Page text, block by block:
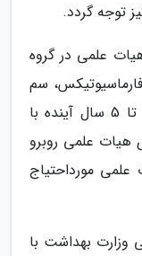
توجه گردد.
علمی در گروه
سم
شناسی و داروشناسی و شیمی دارویی تا 5 سال آینده با
هیات علمی روبرو
مورداحتیاج
بهداشت با